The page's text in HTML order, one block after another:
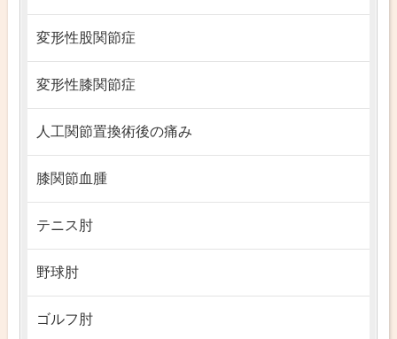
変形性股関節症
変形性膝関節症
人工関節置換術後の痛み
膝関節血腫
テニス肘
野球肘
ゴルフ肘